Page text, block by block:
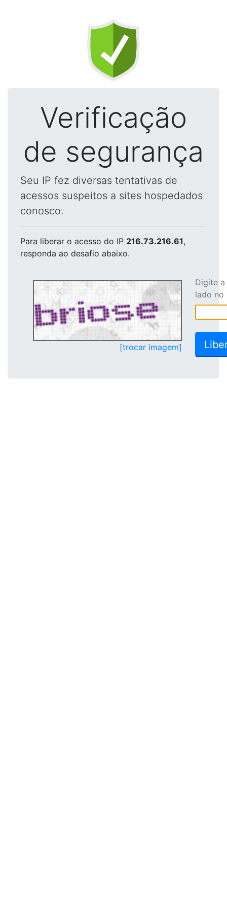
Verificação
de segurança
Seu IP fez diversas tentativas de
acessos suspeitos a sites hospedados
conosco.
Para liberar o acesso do IP 216.73.216.61,
responda ao desafio abaixo.
[trocar imagem]
Digite
lado no